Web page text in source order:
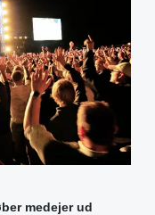
medejer ud